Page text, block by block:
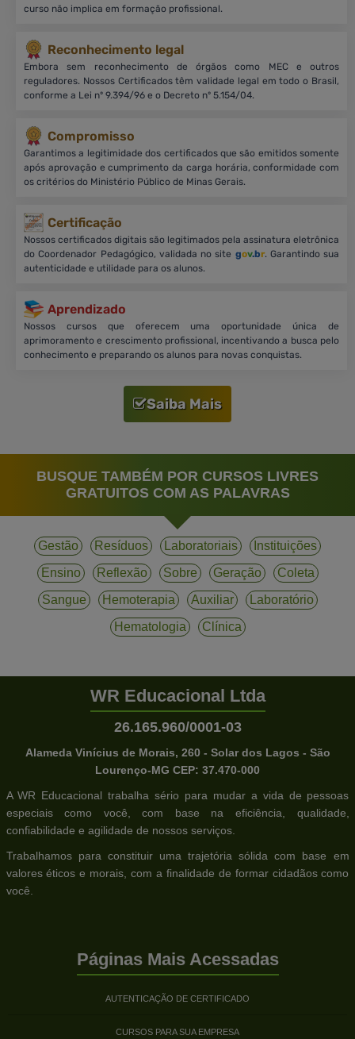
curso não implica em formação profissional.
Reconhecimento legal
Embora sem reconhecimento de órgãos como MEC e outros
reguladores. Nossos Certificados têm validade legal em todo o Brasil,
conforme a Lei nº 9.394/96 e o Decreto nº 5.154/04.
Compromisso
Garantimos a legitimidade dos certificados que são emitidos somente
após aprovação e cumprimento da carga horária, conformidade com
os critérios do Ministério Público de Minas Gerais.
Certificação
Nossos certificados digitais são legitimados pela assinatura eletrônica
do Coordenador Pedagógico, validada no site gov.br. Garantindo sua
autenticidade e utilidade para os alunos.
Aprendizado
Nossos cursos que oferecem uma oportunidade única de
aprimoramento e crescimento profissional, incentivando a busca pelo
conhecimento e preparando os alunos para novas conquistas.
Saiba Mais
BUSQUE TAMBÉM POR CURSOS LIVRES
GRATUITOS COM AS PALAVRAS
Gestão Resíduos Laboratoriais
Instituições
Ensino
Reflexão Sobre Geração
Coleta
Sangue
Hemoterapia Auxiliar
Laboratório
Hematologia
Clínica
WR Educacional Ltda
26.165.960/0001-03
Alameda Vinícius de Morais, 260 - Solar dos Lagos - São
Lourenço-MG CEP: 37.470-000
A WR Educacional trabalha sério para mudar a vida de pessoas
especiais como você, com base na eficiência, qualidade,
confiabilidade e agilidade de nossos serviços.
Trabalhamos para constituir uma trajetória sólida com base em
valores éticos e morais, com a finalidade de formar cidadãos como
você.
Páginas Mais Acessadas
AUTENTICAÇÃO DE CERTIFICADO
CURSOS PARA SUA EMPRESA